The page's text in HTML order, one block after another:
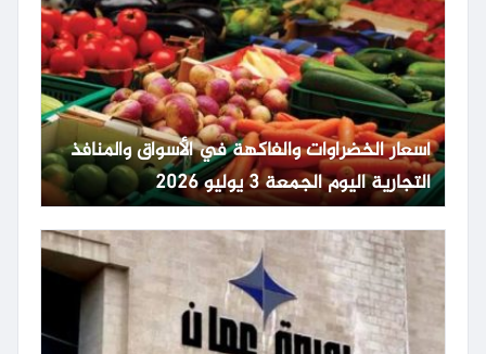
أسعار الخضراوات والفاكهة في الأسواق والمنافذ
التجارية اليوم الجمعة 3 يوليو 2026